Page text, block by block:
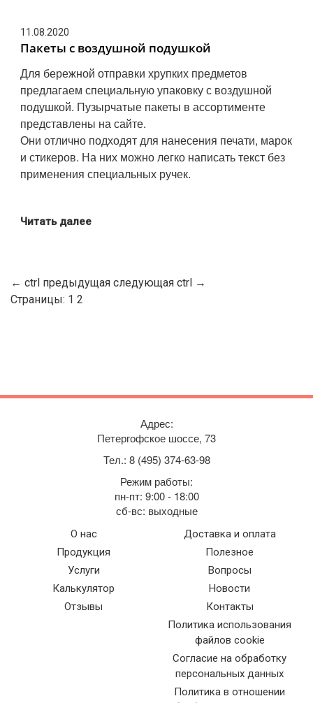
11.08.2020
Пакеты с воздушной подушкой
Для бережной отправки хрупких предметов
предлагаем специальную упаковку с воздушной
подушкой. Пузырчатые пакеты в ассортименте
представлены на сайте.
Они отлично подходят для нанесения печати, марок
и стикеров. На них можно легко написать текст без
применения специальных ручек.
Читать далее
← ctrl предыдущая следующая ctrl →
Страницы: 1 2
О нас
Продукция
Услуги
Калькулятор
Отзывы
Доставка и оплата
Полезное
Вопросы
Новости
Контакты
Политика использования
файлов cookie
Согласие на обработку
персональных данных
Политика в отношении
Адрес:
Петергофское шоссе, 73
Тел.: 8 (495) 374-63-98
Режим работы:
пн-пт: 9:00 - 18:00
сб-вс: выходные